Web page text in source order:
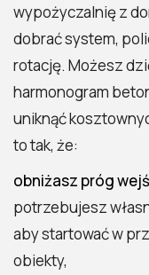
wypożyczalnię z
dobrać system,
rotację. Możesz
harmonogram
uniknąć
to tak, że:
obniżasz próg
potrzebujesz
aby startować w
obiekty,